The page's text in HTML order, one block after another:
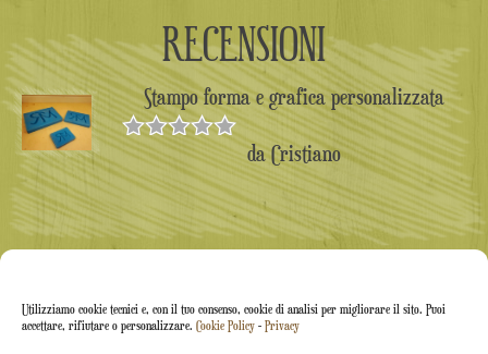
Utilizziamo cookie tecnici e, con il tuo consenso, cookie di analisi per migliorare il sito. Puoi
accettare, rifiutare o personalizzare. Cookie Policy - Privacy
RECENSIONI
Stampo forma e grafica personalizzata
Valutato5
su 5
da Cristiano